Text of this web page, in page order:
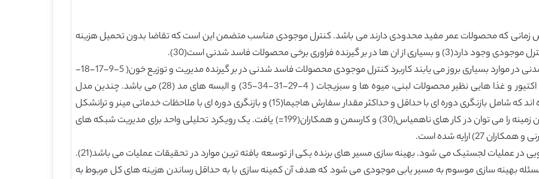
که محصولات عمر مفید محدودی دارند می باشد. کنترل موجودی مناسب متضمن این است که تقاضا بدون تحمیل هزینه
فراوری برخی محصولات فاسد شدنی است(30).
مسائل مربوط به مدیریت انوانتوری محصولات فاسد شدنی در موارد بسیاری بروز می یابند کاربرد کنترل موجودی محصولات فاسد شدنی در بر گیرنده مدیریت و توزیع خون( 5-9-17-18-
20-25-26-33) و نیز مدیریت مواد شیمیایی و رادیو اکتیور و غذا هایی نظیر محصولات لبنی، میوه ها و سبزیجات ( 4-29-31-34-35) و البسه های مد (28) می باشد. چندین مدل
مدیریت موجودی برای ایتم های فاسد شدنی ارایه شده اند که شامل بازنگری دوره ای با حداقل و حداکثر مقدار سفارش هاجیما(15) و بازنگری دوره ای با ملاحظات خدماتی مینر و ترانشکل
24 است. بازنگری مدل ها و الگوریتم های اصلی در این زمینه را می توان در کار های ناهمیاس(30) و کارسمن و همکاران(199=) یافت. یک رویکرد تحلیلی واحد برای مدیریت شبکه های
ارایه شده است.
برنامه ریزی برای تحویل کارامد، موجب افزایش صرفه جویی در عملیات لجستیک می شود. بهینه سازی مسیر های برنده یکی از توسعه یافته ترین موارد در تحقیقات عملیات می باشد(21).
بهینه سازی موسوم به مسیر یابی موجودی می شود که هدف آن کمینه سازی با به حداقل رساندن هزینه های کل مربوط به